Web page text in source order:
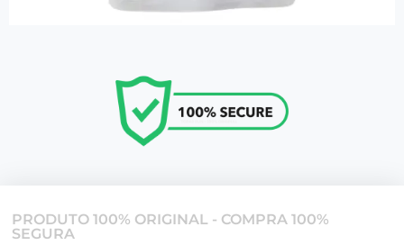
PRODUTO 100% ORIGINAL - COMPRA 100%
SEGURA